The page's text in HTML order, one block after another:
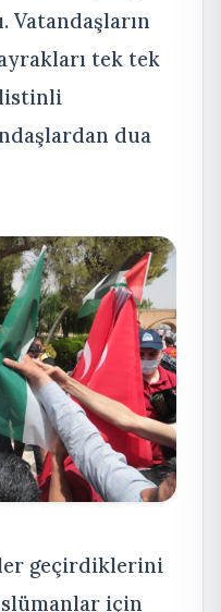
Vatandaşların
tek tek
dua
geçirdiklerini
için